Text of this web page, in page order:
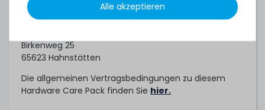
Dieses Hardware Care Pack ein Service der
Birkenweg 25
65623 Hahnstätten
Die allgemeinen Vertragsbedingungen zu diesem
Hardware Care Pack finden Sie hier.
Alle akzeptieren